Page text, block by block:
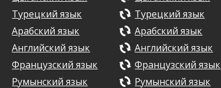
Турецкий язык
Арабский язык
Английский язык
Французский язык
Румынский язык
Турецкий язык
Арабский язык
Английский язык
Французский язык
Румынский язык